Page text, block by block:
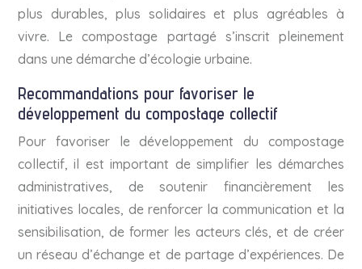
plus durables, plus solidaires et plus agréables à
vivre. Le compostage partagé s’inscrit pleinement
dans une démarche d’écologie urbaine.
Recommandations pour favoriser le
développement du compostage collectif
Pour favoriser le développement du compostage
collectif, il est important de simplifier les démarches
administratives, de soutenir financièrement les
initiatives locales, de renforcer la communication et la
sensibilisation, de former les acteurs clés, et de créer
un réseau d’échange et de partage d’expériences. De